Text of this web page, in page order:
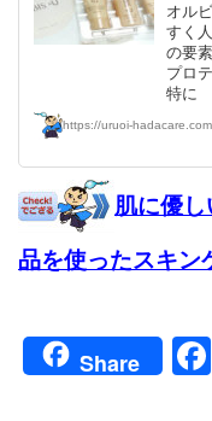
オル
すく
の要
プロ
特に
https://uruoi-hadacare.com
肌に優
品を使ったスキン
Share